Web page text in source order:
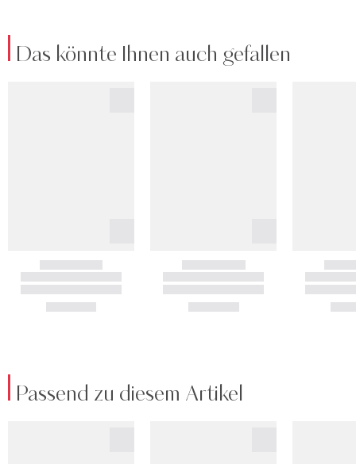
Das könnte Ihnen auch gefallen
Passend zu diesem Artikel